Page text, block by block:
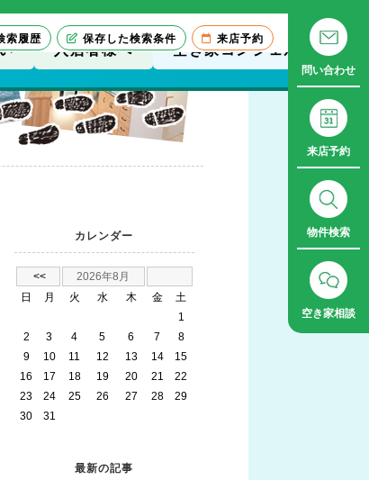
入居者様へ 空き家コンシェルジュ
問い合わせ
来店予約
物件検索
空き家相談
カレンダー
<<
2026年8月
日
月 火 水 木 金
土
1
2
3 4 5 6 7
8
9
10 11 12 13 14
15
16
17 18 19 20 21
22
23
24 25 26 27 28
29
30
31
最新の記事
索履歴 保存した検索条件 来店予約